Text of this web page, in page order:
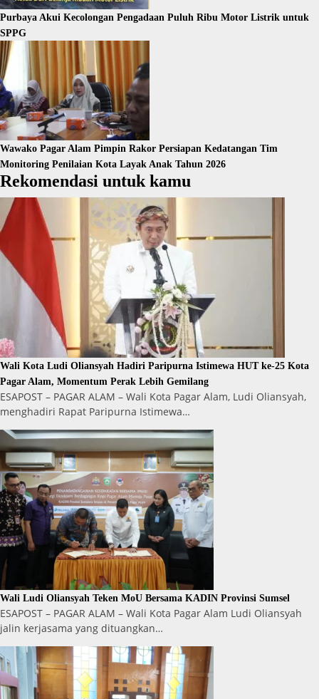
Purbaya Akui Kecolongan Pengadaan Puluh Ribu Motor Listrik untuk
SPPG
Wawako Pagar Alam Pimpin Rakor Persiapan Kedatangan Tim
Monitoring Penilaian Kota Layak Anak Tahun 2026
Rekomendasi untuk kamu
Wali Kota Ludi Oliansyah Hadiri Paripurna Istimewa HUT ke-25 Kota
Pagar Alam, Momentum Perak Lebih Gemilang
ESAPOST – PAGAR ALAM – Wali Kota Pagar Alam, Ludi Oliansyah,
menghadiri Rapat Paripurna Istimewa…
Wali Ludi Oliansyah Teken MoU Bersama KADIN Provinsi Sumsel
ESAPOST – PAGAR ALAM – Wali Kota Pagar Alam Ludi Oliansyah
jalin kerjasama yang dituangkan…